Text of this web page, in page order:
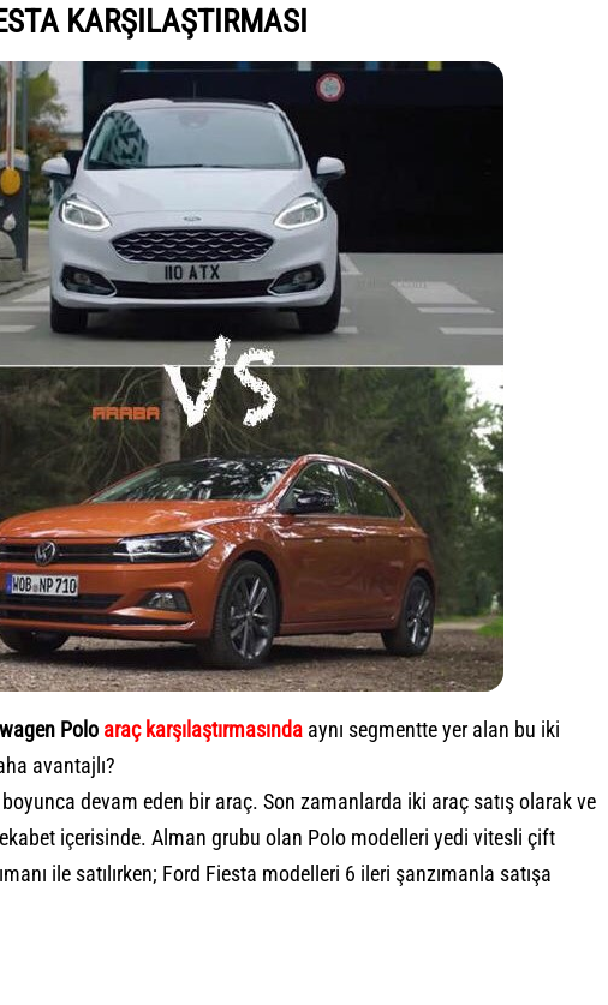
KARŞILAŞTIRMASI
Polo araç karşılaştırmasında aynı segmentte yer alan bu iki
avantajlı?
devam eden bir araç. Son zamanlarda iki araç satış olarak ve
içerisinde. Alman grubu olan Polo modelleri yedi vitesli çift
ile satılırken; Ford Fiesta modelleri 6 ileri şanzımanla satışa